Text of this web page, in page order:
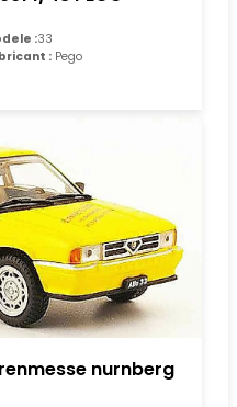
:33
: Pego
nurnberg